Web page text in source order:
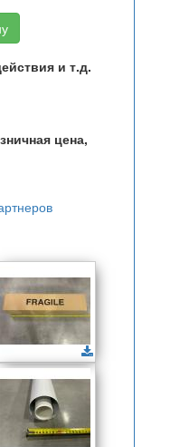
и т.д.
цена,